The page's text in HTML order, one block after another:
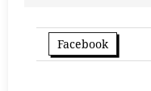
Facebook